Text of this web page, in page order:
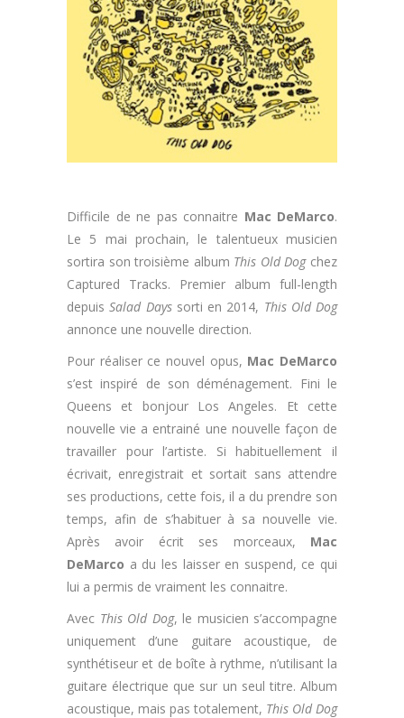
Difficile de ne pas connaitre Mac DeMarco.
Le 5 mai prochain, le talentueux musicien
sortira son troisième album This Old Dogchez
Captured Tracks. Premier album full-length
depuisSalad Dayssorti en 2014, This Old Dog
annonce une nouvelle direction.
Pour réaliser ce nouvel opus, Mac DeMarco
s’est inspiré de son déménagement. Fini le
Queens et bonjour Los Angeles. Et cette
nouvelle vie a entrainé une nouvelle façon de
travailler pour l’artiste. Si habituellement il
écrivait, enregistrait et sortait sans attendre
ses productions, cette fois, il a du prendre son
temps, afin de s’habituer à sa nouvelle vie.
Après avoir écrit ses morceaux, Mac
DeMarco a du les laisser en suspend, ce qui
lui a permis de vraiment les connaitre.
Avec This Old Dog, le musicien s’accompagne
uniquement d’une guitare acoustique, de
synthétiseur et de boîte à rythme, n’utilisant la
guitare électrique que sur un seul titre. Album
acoustique, mais pas totalement, This Old Dog